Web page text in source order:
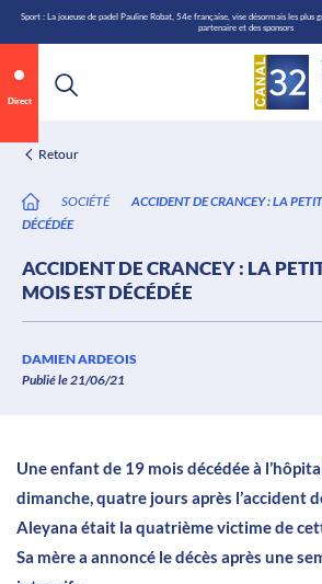
Aller
au
contenu
Sport : La joueuse de padel Pauline Robat, 54e française, vise désormais les plus
partenaire et des sponsors
Direct
Retour
SOCIÉTÉ
ACCIDENT DE CRANCEY : LA
DÉCÉDÉE
ACCIDENT DE CRANCEY : LA
MOIS EST DÉCÉDÉE
DAMIEN ARDEOIS
Publié le 21/06/21
0:07 / 0:12
Une enfant de 19 mois décédée à
dimanche, quatre jours après l’accident
Aleyana était la quatrième victime de
Sa mère a annoncé le décès après une